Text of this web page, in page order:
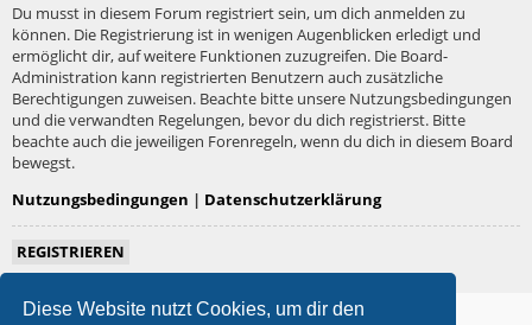
Diese Website nutzt Cookies, um dir den
Du musst in diesem Forum registriert sein, um dich anmelden zu
können. Die Registrierung ist in wenigen Augenblicken erledigt und
ermöglicht dir, auf weitere Funktionen zuzugreifen. Die Board-
Administration kann registrierten Benutzern auch zusätzliche
Berechtigungen zuweisen. Beachte bitte unsere Nutzungsbedingungen
und die verwandten Regelungen, bevor du dich registrierst. Bitte
beachte auch die jeweiligen Forenregeln, wenn du dich in diesem Board
bewegst.
Nutzungsbedingungen | Datenschutzerklärung
REGISTRIEREN